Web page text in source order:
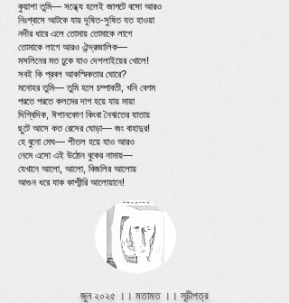
কুয়াশা তুমি— সন্ধ্যে হলেই জাপটে বসো আরও
নিঃশ্বাসে আটকে যায় দূষিত-সুষিত যত হাওয়া
নদীর ধারে এলে তোমায় তোমাকে লাগে
তোমাকে লাগে আরও ঐন্দ্রজালিক—
মসলিনের মত ঢুকে যাও দেশলাইয়ের খোলে!
সবই কি প্রবল আকস্মিকতার ঘোরে?
মনোহর তুমি— তুমি হলে চম্পাবতী, খনি বেগম
পরতে পরতে কলমের দাগ হয়ে যায় মায়া
দিগ্বিদিক, ঈশানকোণ কিংবা নৈঋতের যাতায়
ছুটে আসে কত রেসের ঘোড়া— জং বাহাদুর!
হে বুনো মেঘ— শীতল হয়ে যাও আরও
নেমে এসো এই উঠোন বুকের নামায়—
যেখানে আলো, আলো, বিজলির আলোয়
আগুন ধরে যাক কাশ্মীরি আলোয়ানে!
জুন ২০২৫ ।। মতামত ।। সূচীপত্র